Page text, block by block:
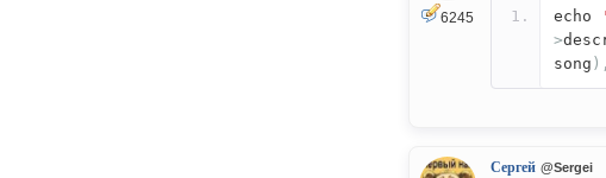
6245 echo
>
song ),
Сергей @Sergei